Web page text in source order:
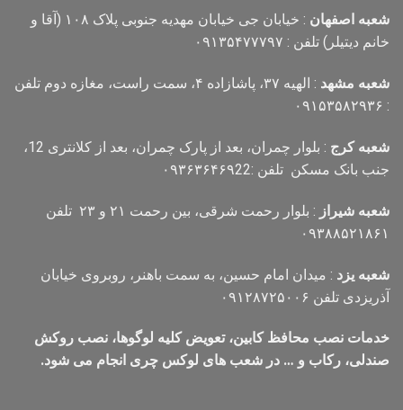
شعبه اصفهان
: خیابان جی خیابان مهدیه جنوبی پلاک ۱۰۸ (آقا و
خانم دیتیلر) تلفن : ۰۹۱۳۵۴۷۷۷۹۷
شعبه مشهد
: الهیه ۳۷، پاشازاده ۴، سمت راست، مغازه دوم تلفن
: ۰۹۱۵۳۵۸۲۹۳۶
شعبه کرج
: بلوار چمران، بعد از پارک چمران، بعد از کلانتری 12،
جنب بانک مسکن تلفن :۰۹۳۶۳۶۴۶۹22
شعبه شیراز
: بلوار رحمت شرقی، بین رحمت ۲۱ و ۲۳ تلفن
۰۹۳۸۸۵۲۱۸۶۱
شعبه یزد : میدان امام حسین، به سمت باهنر، روبروی خیابان
آذریزدی تلفن ۰۹۱۲۸۷۲۵۰۰۶
خدمات نصب محافظ کابین، تعویض کلیه لوگوها، نصب روکش
صندلی، رکاب و … در شعب های لوکس چری انجام می شود.